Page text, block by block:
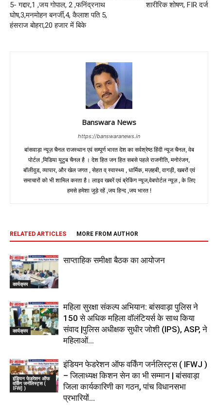
5- गद्दार,1 ,जय गोपाल, 2 ,फनिंद्रनाथ
घोष,3,मनमोहन बनर्जी,4, कैलाश पति 5,
हंसराज बोहरा,20 हजार में बिके
शारीरिक शोषण, FIR दर्ज
Banswara News
https://banswaranews.in
बांसवाड़ा न्यूज़ चैनल राजस्थान एवं सम्पूर्ण भारत देश का सर्वश्रेष्ठ हिंदी न्‍यूज चैनल, वेब
पोर्टल ,मिडिया युटुब चैनल है । देश हित जन हित सबसे पहले राजनीति, मनोरंजन,
बॉलीवुड, व्यापार, और खेल जगत , सेहत व् स्वास्थ्य , धार्मिक, मज़हबी, वागड़ी, खबरों एवं
समाचारों को भी शामिल करता है। लाइव खबरें एवं ब्रेकिंग न्यूज,वेबपोर्टल न्यूज़ , के लिए
हमसे हमेशा जुड़े रहें ,जय हिन्द ,जय भारत !
RELATED ARTICLES MORE FROM AUTHOR
कार्यक्रम
साप्ताहिक समीक्षा बैठक का आयोजन
कार्यक्रम
महिला सुरक्षा संकल्प अभियान: बांसवाड़ा पुलिस ने
150 से अधिक महिला वॉलंटियर्स के साथ किया
संवाद |पुलिस अधीक्षक सुधीर जोशी (IPS), ASP, ने
महिलाओं...
इंडियन फेडरेशन ऑफ
वर्किंग जर्नलिस्ट्स (
IFWJ )
इंडियन फेडरेशन ऑफ वर्किंग जर्नलिस्ट्स ( IFWJ )
– जिलाध्यक्ष किशन सेन का भी सम्मान | बांसवाड़ा
जिला कार्यकारिणी का गठन, पांच विधानसभा
प्रभारियों...